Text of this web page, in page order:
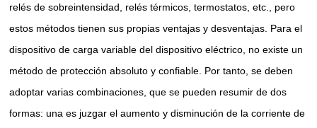
relés de sobreintensidad, relés térmicos, termostatos, etc., pero
estos métodos tienen sus propias ventajas y desventajas. Para el
dispositivo de carga variable del dispositivo eléctrico, no existe un
método de protección absoluto y confiable. Por tanto, se deben
adoptar varias combinaciones, que se pueden resumir de dos
formas: una es juzgar el aumento y disminución de la corriente de